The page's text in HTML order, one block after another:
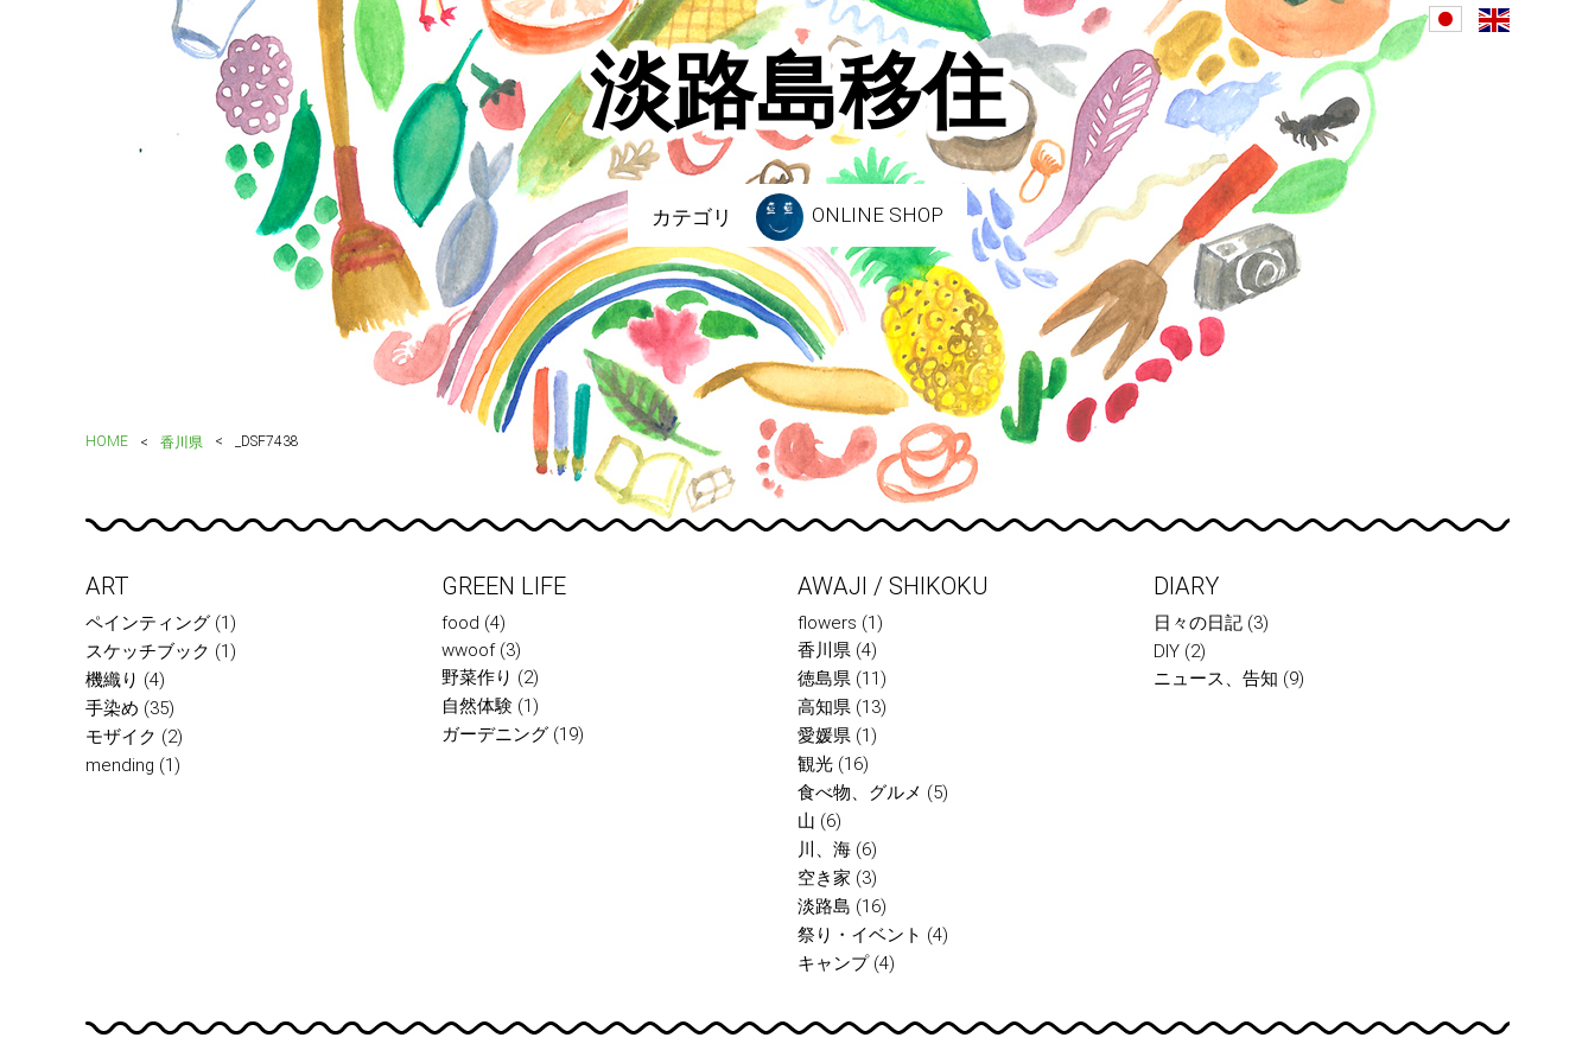
淡路島移住
カテゴリ ONLINE SHOP
HOME 香川県 _DSF7438
ART
ペインティング (1)
スケッチブック (1)
機織り (4)
手染め (35)
モザイク (2)
mending (1)
GREEN LIFE
food (4)
wwoof(3)
野菜作り (2)
自然体験 (1)
ガーデニング (19)
AWAJI / SHIKOKU
flowers (1)
香川県 (4)
徳島県 (11)
高知県 (13)
愛媛県 (1)
観光 (16)
食べ物、グルメ (5)
山 (6)
川、海 (6)
空き家 (3)
淡路島 (16)
祭り・イベント (4)
キャンプ(4)
DIARY
日々の日記 (3)
DIY (2)
ニュース、告知 (9)